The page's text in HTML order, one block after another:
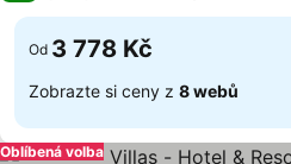
Od 3 778 Kč
Zobrazte si ceny z 8 webů
Oblíbená volba